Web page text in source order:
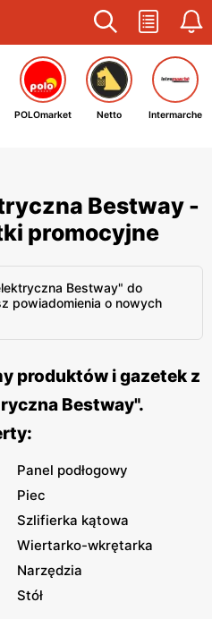
POLOmarket Netto Intermarche
Bestway -
promocyjne
Bestway" do
powiadomienia o nowych
produktów i gazetek z
Bestway".
Panel podłogowy
Piec
Szlifierka kątowa
Wiertarko-wkrętarka
Narzędzia
Stół